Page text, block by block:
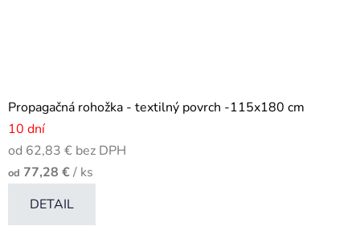
Propagačná rohožka - textilný povrch -115x180 cm
10 dní
od 62,83 € bez DPH
od 77,28 €/ ks
DETAIL